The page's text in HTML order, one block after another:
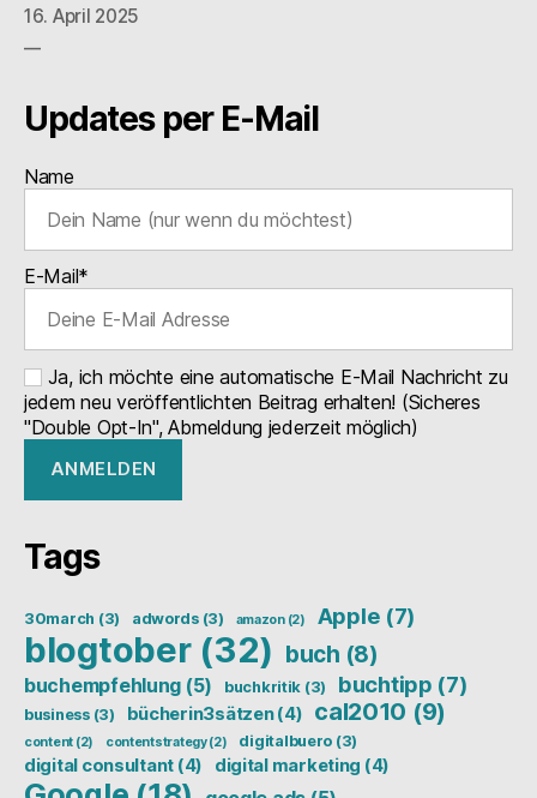
16. April 2025
Updates per E-Mail
Name
E-Mail*
Ja, ich möchte eine automatische E-Mail Nachricht zu
jedem neu veröffentlichten Beitrag erhalten! (Sicheres
"Double Opt-In", Abmeldung jederzeit möglich)
Tags
30march (3) adwords(3) amazon(2) Apple (7)
blogtober(32) buch (8)
buchempfehlung (5) buchkritik (3) buchtipp (7)
business(3) bücherin3sätzen(4) cal2010 (9)
content (2) contentstrategy(2) digitalbuero (3)
digital consultant (4) digital marketing (4)